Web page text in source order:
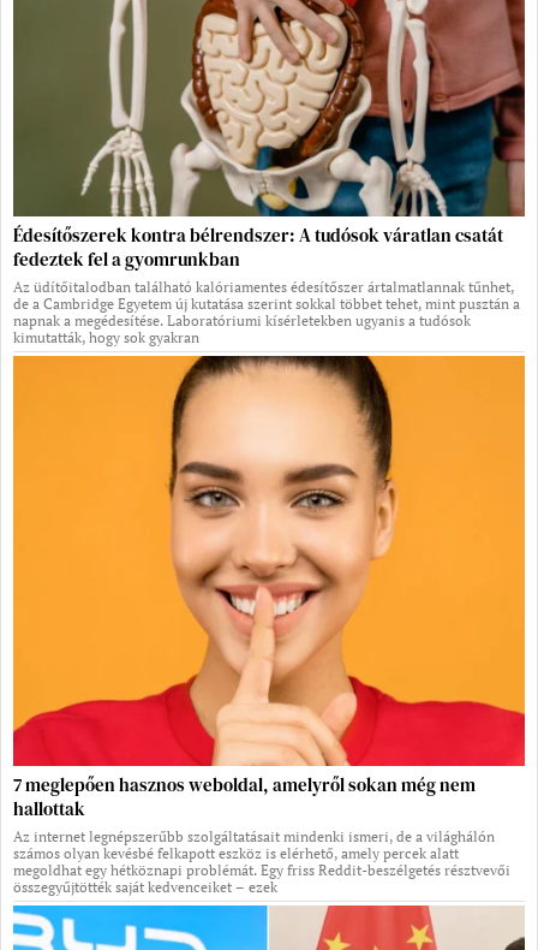
Édesítőszerek kontra bélrendszer: A tudósok váratlan csatát
fedeztek fel a gyomrunkban
Az üdítőitalodban található kalóriamentes édesítőszer ártalmatlannak tűnhet,
de a Cambridge Egyetem új kutatása szerint sokkal többet tehet, mint pusztán a
napnak a megédesítése. Laboratóriumi kísérletekben ugyanis a tudósok
kimutatták, hogy sok gyakran
7 meglepően hasznos weboldal, amelyről sokan még nem
hallottak
Az internet legnépszerűbb szolgáltatásait mindenki ismeri, de a világhálón
számos olyan kevésbé felkapott eszköz is elérhető, amely percek alatt
megoldhat egy hétköznapi problémát. Egy friss Reddit-beszélgetés résztvevői
összegyűjtötték saját kedvenceiket – ezek